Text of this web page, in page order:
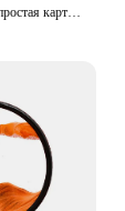
Абстрактная синяя простая картина, холст, плакат, популярная цветная Настенная картина для гостиной, спальни, кабинета, Современный домашний декор